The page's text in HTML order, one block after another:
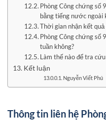
Phòng Công chứng số
bằng tiếng nước ngoài
Thời gian nhận kết
Phòng Công chứng số
tuần không?
Làm thế nào để tra
Kết luận
Nguyễn Viết Phú
Thông tin liên hệ